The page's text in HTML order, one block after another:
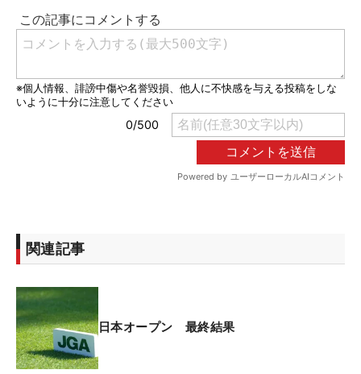
関連記事
日本オープン 最終結果